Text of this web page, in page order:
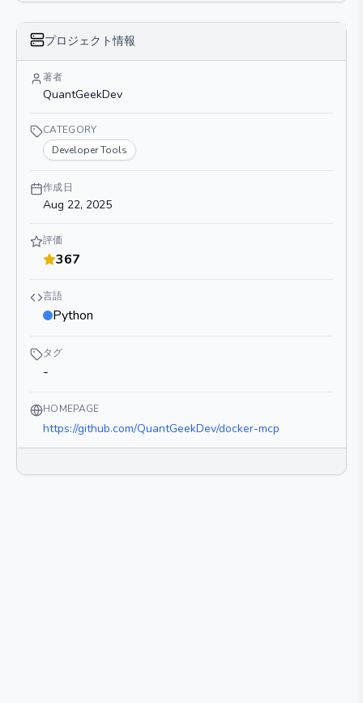
プロジェクト情報
著者
QuantGeekDev
CATEGORY
Developer Tools
作成日
Aug 22, 2025
評価
367
言語
Python
タグ
-
HOMEPAGE
https://github.com/QuantGeekDev/docker-mcp